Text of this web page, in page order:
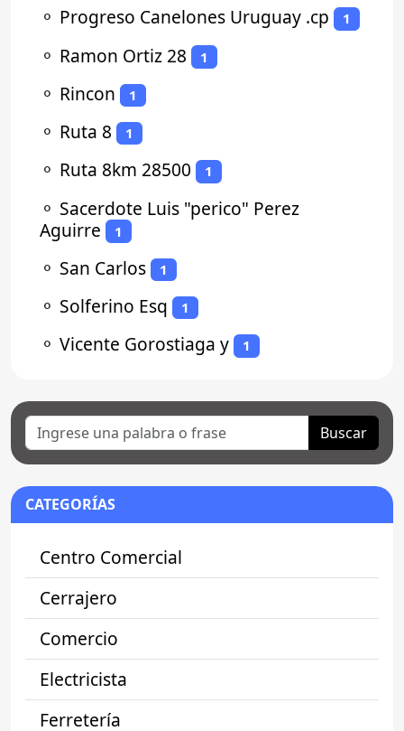
⚬ Progreso Canelones Uruguay .cp 1
⚬ Ramon Ortiz 28 1
⚬ Rincon 1
⚬ Ruta 8 1
⚬ Ruta 8km 28500 1
⚬ Sacerdote Luis "perico" Perez
Aguirre
1
⚬ San Carlos 1
⚬ Solferino Esq 1
⚬ Vicente Gorostiaga y 1
Buscar
CATEGORÍAS
Centro Comercial
Cerrajero
Comercio
Electricista
Ferretería